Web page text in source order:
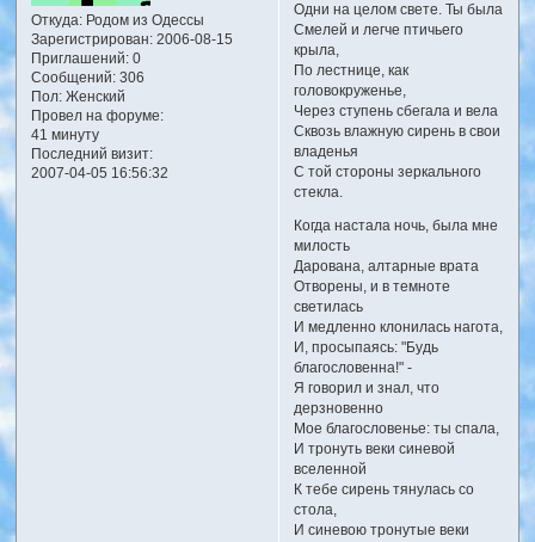
Откуда:Родом из Одессы
Зарегистрирован: 2006-08-15
Приглашений:0
Сообщений:306
Пол:Женский
Провел на форуме:
41 минуту
Последний визит:
2007-04-05 16:56:32
Одни на целом свете. Ты была
Смелей и легче птичьего
крыла,
По лестнице, как
головокруженье,
Через ступень сбегала и вела
Сквозь влажную сирень в свои
владенья
С той стороны зеркального
стекла.
Когда настала ночь, была мне
милость
Дарована, алтарные врата
Отворены, и в темноте
светилась
И медленно клонилась нагота,
И, просыпаясь: "Будь
благословенна!" -
Я говорил и знал, что
дерзновенно
Мое благословенье: ты спала,
И тронуть веки синевой
вселенной
К тебе сирень тянулась со
стола,
И синевою тронутые веки